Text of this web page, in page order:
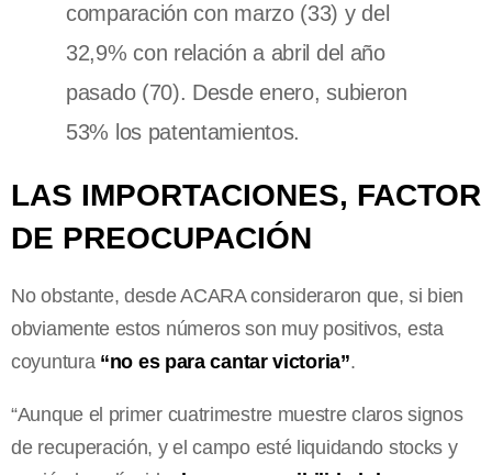
comparación con marzo (33) y del
32,9% con relación a abril del año
pasado (70). Desde enero, subieron
53% los patentamientos.
LAS IMPORTACIONES, FACTOR
DE PREOCUPACIÓN
No obstante, desde ACARA consideraron que, si bien
obviamente estos números son muy positivos, esta
coyuntura“no es para cantar victoria”.
“Aunque el primer cuatrimestre muestre claros signos
de recuperación, y el campo esté liquidando stocks y